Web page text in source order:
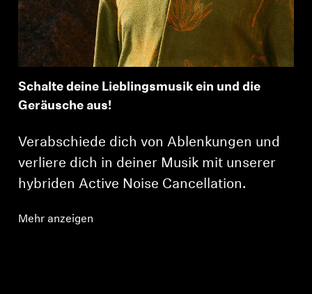
Schalte deine Lieblingsmusik ein und die
Geräusche aus!
Verabschiede dich von Ablenkungen und
verliere dich in deiner Musik mit unserer
hybriden Active Noise Cancellation.
Mehr anzeigen